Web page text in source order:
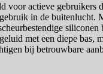
actieve gebruikers
in de
met een diepe
bij betrouwbare